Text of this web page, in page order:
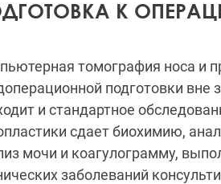
К
томография носа и
подготовки вне
и стандартное
сдает биохимию,
мочи и коагулограмму,
заболеваний